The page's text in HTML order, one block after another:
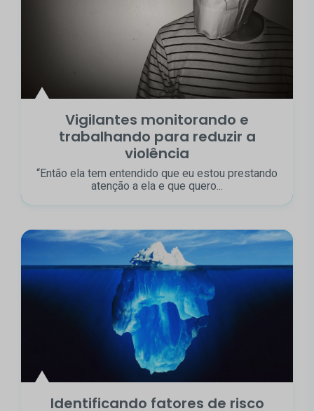
Vigilantes monitorando e
trabalhando para reduzir a
violência
“Então ela tem entendido que eu estou prestando
atenção a ela e que quero...
Identificando fatores de risco